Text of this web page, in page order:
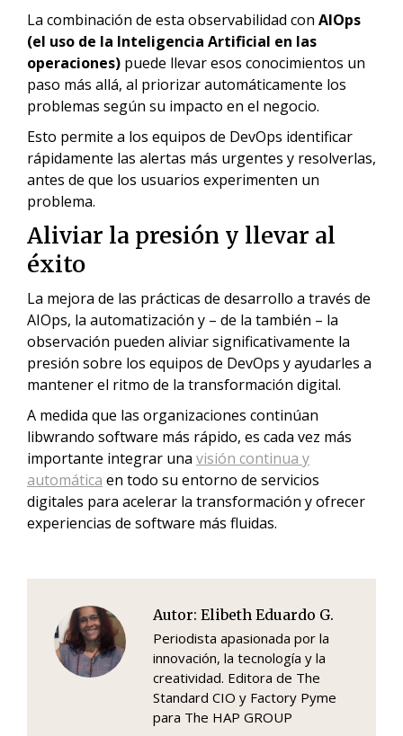
La combinación de esta observabilidad con AIOps
(el uso de la Inteligencia Artificial en las
operaciones) puede llevar esos conocimientos un
paso más allá, al priorizar automáticamente los
problemas según su impacto en el negocio.
Esto permite a los equipos de DevOps identificar
rápidamente las alertas más urgentes y resolverlas,
antes de que los usuarios experimenten un
problema.
Aliviar la presión y llevar al
éxito
La mejora de las prácticas de desarrollo a través de
AIOps, la automatización y – de la también – la
observación pueden aliviar significativamente la
presión sobre los equipos de DevOps y ayudarles a
mantener el ritmo de la transformación digital.
A medida que las organizaciones continúan
libwrando software más rápido, es cada vez más
importante integrar una visión continua y
automática en todo su entorno de servicios
digitales para acelerar la transformación y ofrecer
experiencias de software más fluidas.
Autor: Elibeth Eduardo G.
Periodista apasionada por la
innovación, la tecnología y la
creatividad. Editora de The
Standard CIO y Factory Pyme
para The HAP GROUP